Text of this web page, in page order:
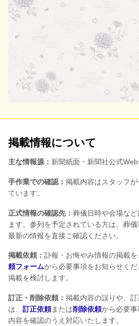
掲載情報について
主な情報源： 新聞紙面・新聞社公式
手作業での確認： 掲載内容はスタッフ
ています。
正式情報の確認先： 葬儀日時や会場な
ます。参列を予定されている方は、葬
最新の情報を直接ご確認ください。
掲載依頼： 訃報・お悔やみ情報の掲載を
頼フォームから必要事項をお知らせく
掲載を検討します。
訂正・削除依頼： 掲載内容の誤りや、
は、 訂正依頼または削除依頼から必要事
内容を確認のうえ対応いたします。